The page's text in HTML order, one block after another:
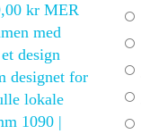
kr MER
med
design
designet for
lokale
1090 |